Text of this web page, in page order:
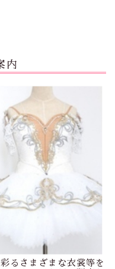
内
るさまざまな衣裳等を